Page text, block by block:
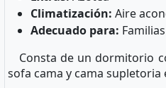
Climatización: Aire
Adecuado para: Familias
Consta de un dormitorio
sofa cama y cama supletoria